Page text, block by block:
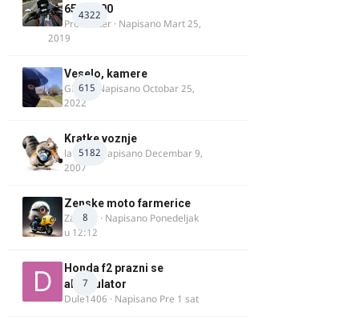
4322
650/1000
ProMaster · Napisano Mart 25,
2019
615
Veselo, kamere
GR 46· NapisanoOctobar 25,
2022
5182
Kratke voznje
lalajko· Napisano Decembar 9,
2007
8
Zenske moto farmerice
Zarkela · Napisano Ponedeljak
u 12:12
7
Honda f2 prazni se
akomulator
Dule1406 · Napisano Pre 1 sat